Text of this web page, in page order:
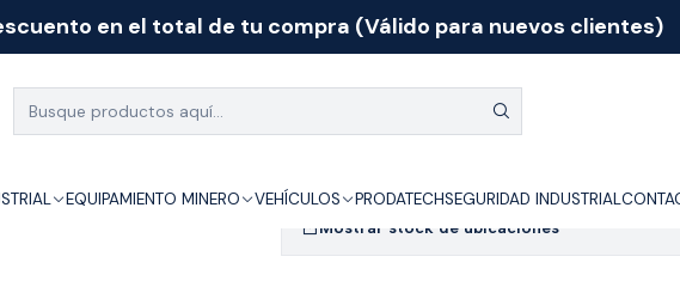
EQUIPAMIENTO MINERO VEHÍCULOS PRODATECHSEGURIDAD INDUSTRIAL
en el total de tu compra (Válido para nuevos clientes)
Artículos de motos CASCO P/ MOTO CERTIFICADO NEGRO MATE O BLANCO
CASCO P/ MOTO
Mostrar stock de ubicaciones